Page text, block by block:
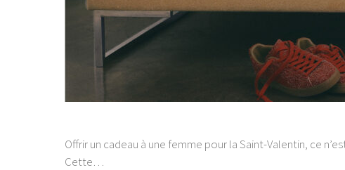
Offrir un cadeau à une femme pour la Saint-Valentin, ce
Cette…